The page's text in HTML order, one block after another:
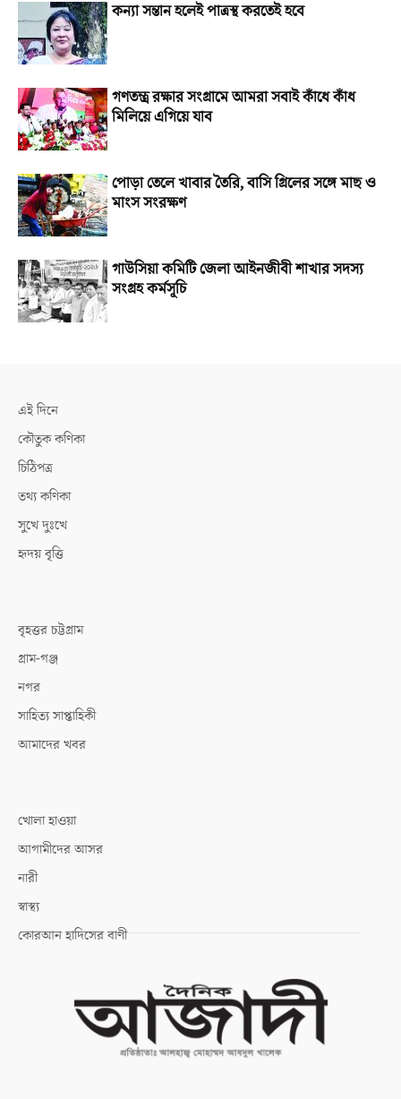
কন্যা সন্তান হলেই পাত্রস্থ করতেই হবে
গণতন্ত্র রক্ষার সংগ্রামে আমরা সবাই কাঁধে কাঁধ
মিলিয়ে এগিয়ে যাব
পোড়া তেলে খাবার তৈরি, বাসি গ্রিলের সঙ্গে মাছ ও
মাংস সংরক্ষণ
গাউসিয়া কমিটি জেলা আইনজীবী শাখার সদস্য
সংগ্রহ কর্মসূচি
এই দিনে
কৌতুক কণিকা
চিঠিপত্র
তথ্য কণিকা
সুখে দুঃখে
হৃদয় বৃত্তি
বৃহত্তর চট্টগ্রাম
গ্রাম-গঞ্জ
নগর
সাহিত্য সাপ্তাহিকী
আমাদের খবর
খোলা হাওয়া
আগামীদের আসর
নারী
স্বাস্থ্য
কোরআন হাদিসের বাণী